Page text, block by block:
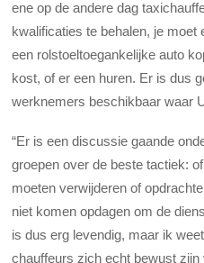
ene op de andere dag
kwalificaties te behalen, je moet
een rolstoeltoegankelijke auto
kost, of er een huren. Er is dus
werknemers beschikbaar waar
“Er is een discussie gaande
groepen over de beste tactiek:
moeten verwijderen of
niet komen opdagen om de
is dus erg levendig, maar ik
chauffeurs zich echt bewust